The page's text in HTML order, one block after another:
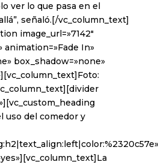
ver lo que pasa en el
señaló.[/vc_column_text]
image_url=»7142″
In»
box_shadow=»none»
uso del comedor y